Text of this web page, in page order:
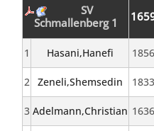
SV
Schmallenberg 1
1 Hasani,Hanefi 1856
2 Zeneli,Shemsedin 1833
3 Adelmann,Christian 1636